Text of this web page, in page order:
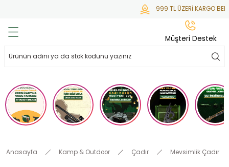
999 TL ÜZERİ KARGO
Anasayfa Kamp & Outdoor Çadır Mevsimlik Çadır